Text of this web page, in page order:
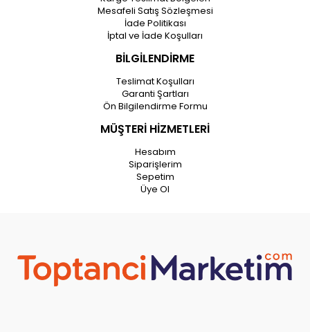
Mesafeli Satış Sözleşmesi
İade Politikası
İptal ve İade Koşulları
BİLGİLENDİRME
Teslimat Koşulları
Garanti Şartları
Ön Bilgilendirme Formu
MÜŞTERİ HİZMETLERİ
Hesabım
Siparişlerim
Sepetim
Üye Ol